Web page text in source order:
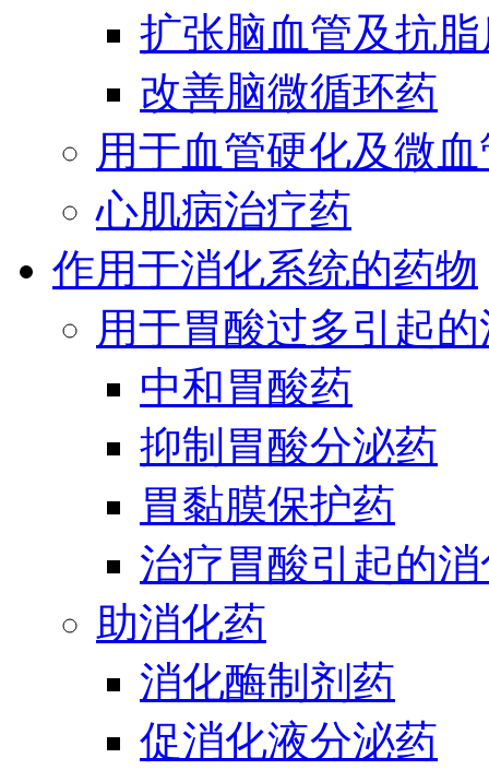
扩张脑血管及抗
改善脑微循环药
用于血管硬化及微
心肌病治疗药
作用于消化系统的药物
用于胃酸过多引起
中和胃酸药
抑制胃酸分泌药
胃黏膜保护药
治疗胃酸引起的
助消化药
消化酶制剂药
促消化液分泌药